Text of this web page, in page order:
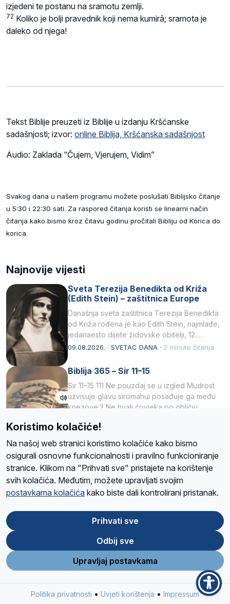
izjedeni te postanu na sramotu zemlji.
72 Koliko je bolji pravednik koji nema kumirâ; sramota je
daleko od njega!
Tekst Biblije preuzeti iz Biblije u izdanju Kršćanske
sadašnjosti; izvor: online Biblija, Kršćanska sadašnjost
Audio: Zaklada “Čujem, Vjerujem, Vidim”
Svakog dana u našem programu možete poslušati Biblijsko čitanje
u 5:30 i 22:30 sati. Za raspored čitanja koristi se linearni način
čitanja kako bismo kroz čitavu godinu pročitali Bibliju od Korica do
korica.
Najnovije vijesti
Sveta Terezija Benedikta od Križa
(Edith Stein) – zaštitnica Europe
Današnja sveta zaštitnica Terezija Benedikta
od Križa rođena je kao Edith Stein, najmlađe,
jedanaesto dijete židovske obitelji, 12.
listopada 1891, u Wrocławu…
09.08.2026. · SVETAC DANA · 2 minute čitanja
Biblija 365 – Sir 11–15
Sir 11–15 111 Ne pouzdaj se u izgled Mudrost
uzvisuje glavu siromahui posađuje ga među
knezove.2 Ne hvali čovjeka po obličju
Sveti Dominik – prijatelj siromaha i
širitelj krunice
Crkva 8. kolovoza slavi svetoga Dominika
Guzmana, svećenika i utemeljitelja Reda
propovjednika (Ordo Praedicatorum – OP).
Svojim životom, dubokom ljubavlju prema
08.08.2026. · SVETAC DANA ·3 minute čitanja
Program Radio Marija
09:15 Glazba
Koristimo kolačiće!
Na našoj web stranici koristimo kolačiće kako bismo
osigurali osnovne funkcionalnosti i pravilno funkcioniranje
stranice. Klikom na "Prihvati sve" pristajete na korištenje
svih kolačića. Međutim, možete upravljati svojim
postavkama kolačića kako biste dali kontrolirani pristanak.
Prihvati sve
Odbij sve
Upravljaj postavkama
Politika privatnosti • Uvjeti korištenja • Impressum